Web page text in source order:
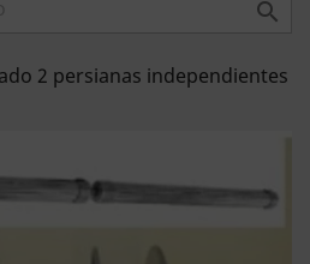

2 persianas independientes